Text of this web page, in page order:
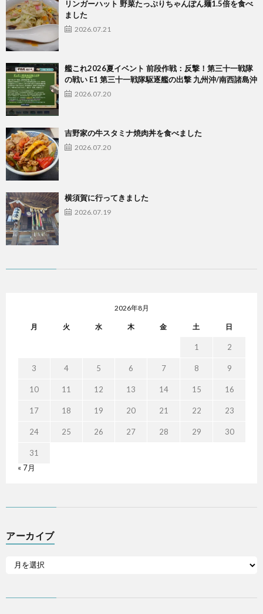
リンガーハット 野菜たっぷりちゃんぽん麺1.5倍を食べ
ました
2026.07.21
艦これ2026夏イベント 前段作戦：反撃！第三十一戦隊
の戦い E1 第三十一戦隊駆逐艦の出撃 九州沖/南西諸島沖
2026.07.20
吉野家の牛スタミナ焼肉丼を食べました
2026.07.20
横須賀に行ってきました
2026.07.19
2026年8月
月 火 水 木 金 土 日
1 2
3 4 5 6 7 8 9
10 11 12 13 14 15 16
17 18 19 20 21 22 23
24 25 26 27 28 29 30
31
« 7月
アーカイブ